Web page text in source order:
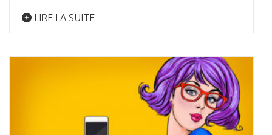
LIRE LA SUITE